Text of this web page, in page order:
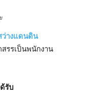
ว่างแดนดิน
รรเป็นพนักงาน
รับ